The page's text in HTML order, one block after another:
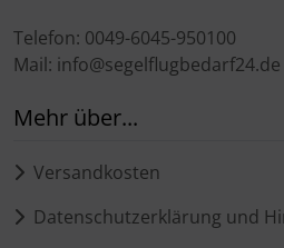
Telefon: 0049-6045-950100
Mail: info@segelflugbedarf24.de
Mehr über...
Versandkosten
Datenschutzerklärung und